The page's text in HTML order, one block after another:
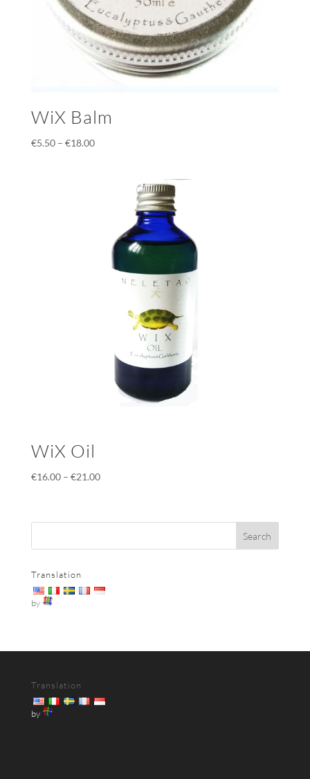
WiX Balm
€5.50– €18.00
WiX Oil
€16.00– €21.00
Translation
by
Translation
by